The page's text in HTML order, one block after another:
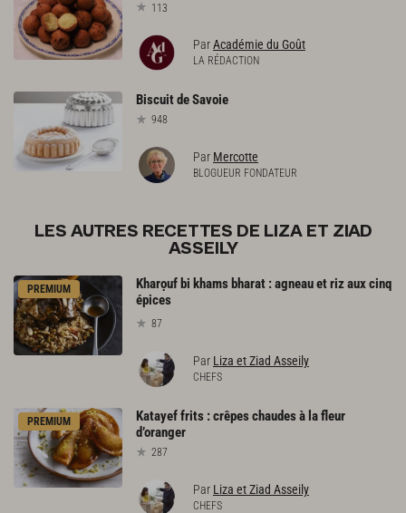
113
ParAcadémie du Goût
LA RÉDACTION
BiscuitdeSavoie
948
Par Mercotte
BLOGUEUR FONDATEUR
LES AUTRES RECETTES DE LIZA ET ZIAD
ASSEILY
PREMIUM
Kharọuf bi khams bharat : agneau et riz aux cinq
épices
87
Par Liza et Ziad Asseily
CHEFS
PREMIUM Katayeffrits :crêpeschaudesà lafleur
d’oranger
287
Par Liza et Ziad Asseily
CHEFS